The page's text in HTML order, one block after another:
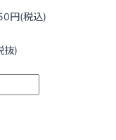
円(税込)
抜)